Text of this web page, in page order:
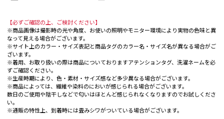
【必ずご確認の上、ご検討ください】
※商品画像は撮影時の光や角度、お使いの照明やモニター環境により実物の色味と異
なって見える場合がございます。
※サイト上のカラー・サイズ表記と商品タグのカラー名・サイズ名が異なる場合がご
ざいます。
※着用、お取り扱いの際は商品についておりますアテンションタグ、洗濯ネームを必
ずご確認ください。
※生産時期により、色・素材・サイズ感など多少異なる場合がございます。
※商品によっては、繊維や染料のにおいが感じられる場合がございます。
数日のご使用や陰干しなどで匂いはほとんど感じられなくなりますのでお試しくださ
い。
※通販の特性上、到着時には畳みシワがついている場合がございます。